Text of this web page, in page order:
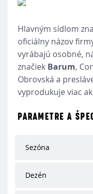
Hlavným sídlom
oficiálny názov
vyrábajú osobné,
značiek Barum,
Obrovská a
vyprodukuje viac
PARAMETRE A
Sezóna
Dezén